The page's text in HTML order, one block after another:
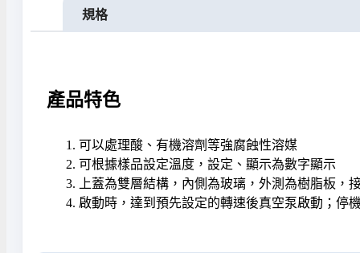
規格
產品特色
可以處理酸、有機溶劑等強腐蝕性溶媒
可根據樣品設定溫度，設定、顯示為數字顯示
上蓋為雙層結構，內側為玻璃，外測為樹脂板
啟動時，達到預先設定的轉速後真空泵啟動；停